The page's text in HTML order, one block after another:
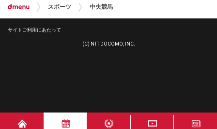
スポーツ 中央競馬
サイトご利用にあたって
(C) NTT DOCOMO, INC.